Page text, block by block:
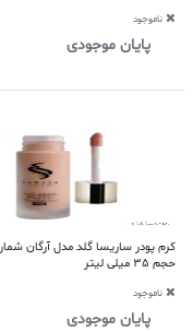
ناموجود
پایان موجودی
حجم 35 میلی لیتر
ناموجود
پایان موجودی